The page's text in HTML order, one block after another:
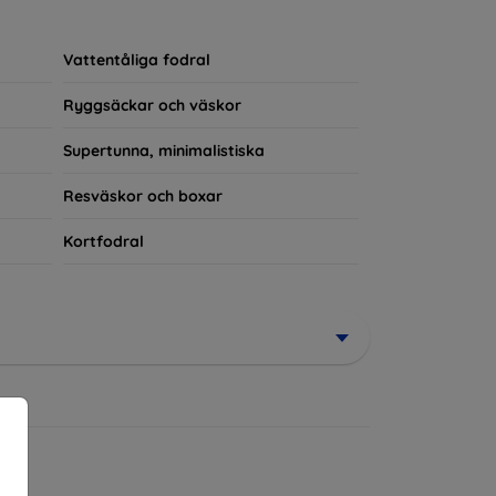
del av din vardagsoutfit. För teknikälskare
Vattentåliga fodral
Ryggsäckar och väskor
Supertunna, minimalistiska
Resväskor och boxar
Kortfodral